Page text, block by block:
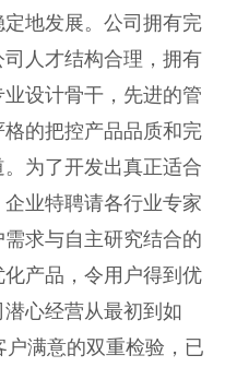
地发展。公司拥有完
人才结构合理，拥有
设计骨干，先进的管
的把控产品品质和完
为了开发出真正适合
业特聘请各行业专家
求与自主研究结合的
产品，令用户得到优
心经营从最初到如
满意的双重检验，已